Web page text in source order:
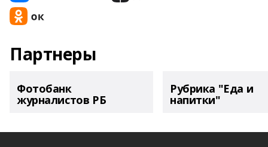
Партнеры
Фотобанк
журналистов РБ
Рубрика "Еда и
напитки"